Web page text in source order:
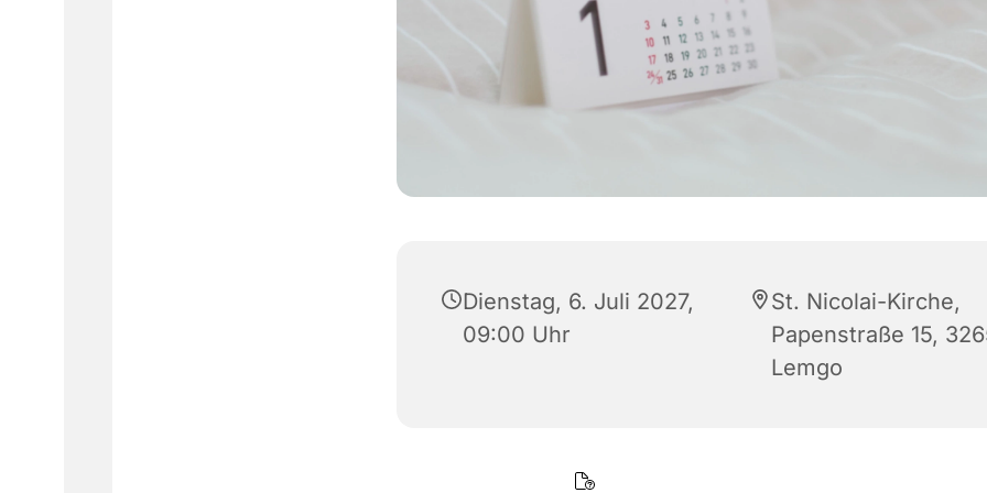
Dienstag, 6. Juli 2027,
09:00 Uhr
St. Nicolai-Kirche,
Papenstraße 15,
Lemgo